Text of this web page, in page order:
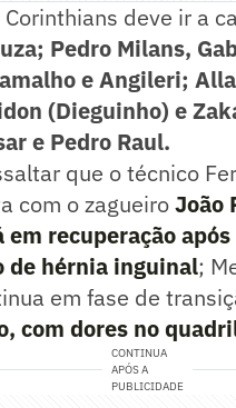
deve ir a
Pedro Milans,
e Angileri;
(Dieguinho) e
e Pedro Raul.
que o técnico
com o zagueiroJoão
em recuperação
de hérnia inguinal;
em fase de
com dores no
CONTINUA
APÓS A
PUBLICIDADE